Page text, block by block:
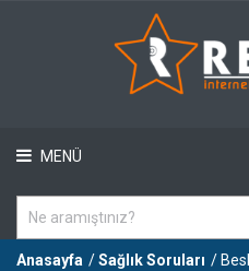
MENÜ
Anasayfa /Sağlık Soruları /